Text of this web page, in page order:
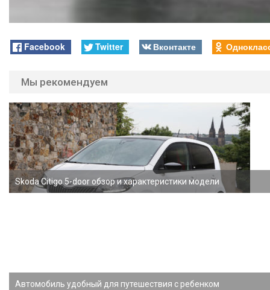
Facebook Twitter Вконтакте
Мы рекомендуем
Skoda Citigo 5-door обзор и характеристики модели
Автомобиль удобный для путешествия с ребенком